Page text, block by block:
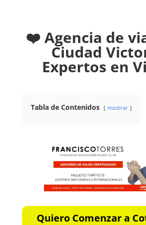
❤️ Agencia de
Ciudad
Expertos en
Tabla de Contenidos mostrar
Quiero Comenzar a